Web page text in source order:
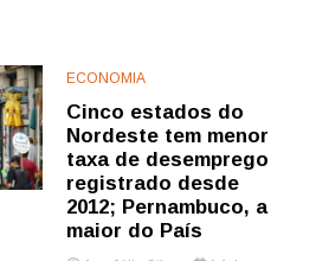
per
ECONOMIA
Cinco estados do
Nordeste tem menor
taxa de desemprego
registrado desde
2012; Pernambuco, a
maior do País